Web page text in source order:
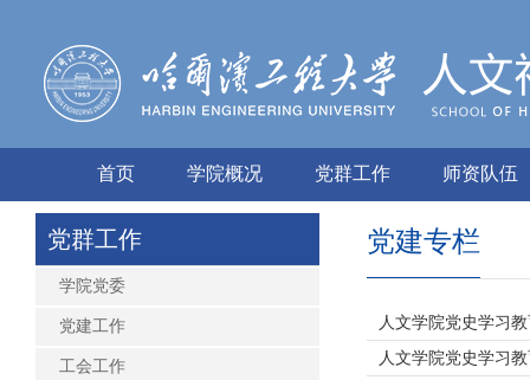
首页 学院概况 党群工作 师资队伍
党群工作
学院党委
党建工作
工会工作
党建专栏
人文学院党史学习
人文学院党史学习